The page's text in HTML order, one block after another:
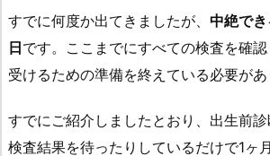
すでに何度か出てきましたが、 中絶で
日です。ここまでにすべての検査を確
受けるための準備を終えている必要があ
すでにご紹介しましたとおり、出生前診
検査結果を待ったりしているだけで1ヶ